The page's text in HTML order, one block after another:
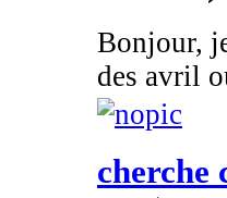
Bonjour,
des avril
cherche